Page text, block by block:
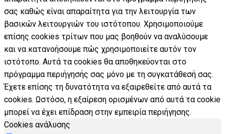
σας καθώς είναι απαραίτητα για την λειτουργία των
βασικών λειτουργιών του ιστότοπου. Χρησιμοποιούμε
επίσης cookies τρίτων που μας βοηθούν να αναλύσουμε
και να κατανοήσουμε πώς χρησιμοποιείτε αυτόν τον
ιστότοπο. Αυτά τα cookies θα αποθηκεύονται στο
πρόγραμμα περιήγησής σας μόνο με τη συγκατάθεσή σας.
Έχετε επίσης τη δυνατότητα να εξαιρεθείτε από αυτά τα
cookies. Ωστόσο, η εξαίρεση ορισμένων από αυτά τα cookie
μπορεί να έχει επίδραση στην εμπειρία περιήγησης.
Cookies ανάλυσης